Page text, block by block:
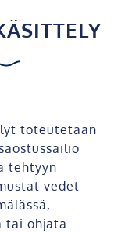
toteutetaan
tehtyyn
vedet
tai ohjata